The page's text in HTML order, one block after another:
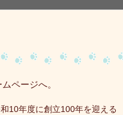
ページへ。
10年度に創立100年を迎える